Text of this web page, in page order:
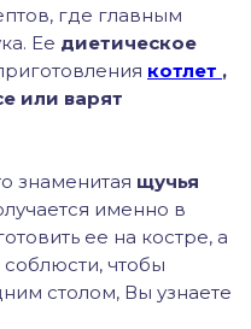
где главным
Ее диетическое
котлет ,
или варят
знаменитая щучья
именно в
ее на костре, а
чтобы
столом, Вы узнаете